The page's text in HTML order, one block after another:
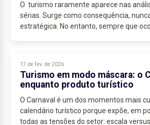
O turismo raramente aparece nas
sérias. Surge como consequência,
estratégica. No entanto, sempre que
17 de fev. de 2026
Turismo em modo máscara: o
enquanto produto turístico
O Carnaval é um dos momentos mais
calendário turístico porque expõe, em
todas as tensões do setor: escala